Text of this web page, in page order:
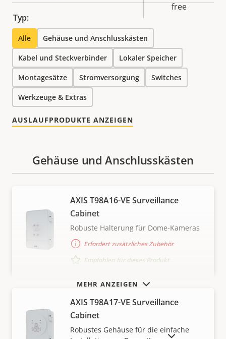
free
Typ:
Alle Gehäuse und Anschlusskästen
Kabel und Steckverbinder Lokaler Speicher
Montagesätze Stromversorgung Switches
Werkzeuge & Extras
AUSLAUFPRODUKTE ANZEIGEN
MEHR ANZEIGEN
Gehäuse und Anschlusskästen
AXIS T98A16-VE Surveillance
Cabinet
Robuste Halterung für Dome-Kameras
Erfordert zusätzliches Zubehör
Empfohlen für dieses Produkt
AXIS T98A17-VE Surveillance
Cabinet
Robustes Gehäuse für die einfache
AUSLAUFPRODUKTE ANZEIGEN